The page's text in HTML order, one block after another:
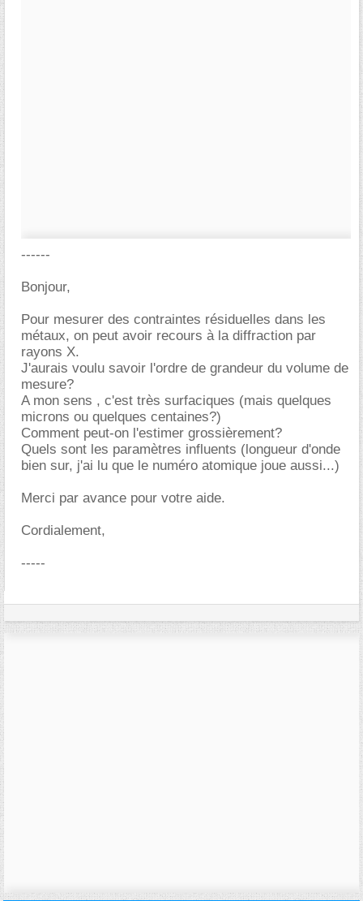
------
Bonjour,
Pour mesurer des contraintes résiduelles dans les
métaux, on peut avoir recours à la diffraction par
rayons X.
J'aurais voulu savoir l'ordre de grandeur du volume de
mesure?
A mon sens , c'est très surfaciques (mais quelques
microns ou quelques centaines?)
Comment peut-on l'estimer grossièrement?
Quels sont les paramètres influents (longueur d'onde
bien sur, j'ai lu que le numéro atomique joue aussi...)
Merci par avance pour votre aide.
Cordialement,
-----